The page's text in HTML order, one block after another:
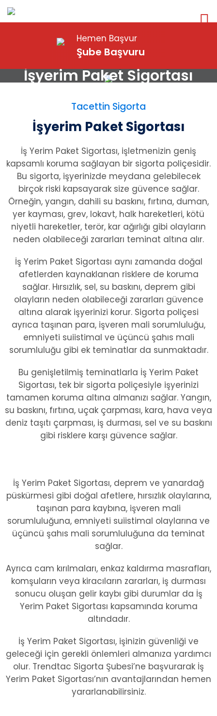
Hemen Başvur
Şube Başvuru
İşyerim Paket Sigortası
Tacettin Sigorta
İşyerim Paket Sigortası
İş Yerim Paket Sigortası, işletmenizin geniş
kapsamlı koruma sağlayan bir sigorta poliçesidir.
Bu sigorta, işyerinizde meydana gelebilecek
birçok riski kapsayarak size güvence sağlar.
Örneğin, yangın, dahili su baskını, fırtına, duman,
yer kayması, grev, lokavt, halk hareketleri, kötü
niyetli hareketler, terör, kar ağırlığı gibi olayların
neden olabileceği zararları teminat altına alır.
İş Yerim Paket Sigortası aynı zamanda doğal
afetlerden kaynaklanan risklere de koruma
sağlar. Hırsızlık, sel, su baskını, deprem gibi
olayların neden olabileceği zararları güvence
altına alarak işyerinizi korur. Sigorta poliçesi
ayrıca taşınan para, işveren mali sorumluluğu,
emniyeti suiistimal ve üçüncü şahıs mali
sorumluluğu gibi ek teminatlar da sunmaktadır.
Bu genişletilmiş teminatlarla İş Yerim Paket
Sigortası, tek bir sigorta poliçesiyle işyerinizi
tamamen koruma altına almanızı sağlar. Yangın,
su baskını, fırtına, uçak çarpması, kara, hava veya
deniz taşıtı çarpması, iş durması, sel ve su baskını
gibi risklere karşı güvence sağlar.
İş Yerim Paket Sigortası, deprem ve yanardağ
püskürmesi gibi doğal afetlere, hırsızlık olaylarına,
taşınan para kaybına, işveren mali
sorumluluğuna, emniyeti suiistimal olaylarına ve
üçüncü şahıs mali sorumluluğuna da teminat
sağlar.
Ayrıca cam kırılmaları, enkaz kaldırma masrafları,
komşuların veya kiracıların zararları, iş durması
sonucu oluşan gelir kaybı gibi durumlar da İş
Yerim Paket Sigortası kapsamında koruma
altındadır.
İş Yerim Paket Sigortası, işinizin güvenliği ve
geleceği için gerekli önlemleri almanıza yardımcı
olur. Trendtac Sigorta Şubesi’ne başvurarak İş
Yerim Paket Sigortası’nın avantajlarından hemen
yararlanabilirsiniz.